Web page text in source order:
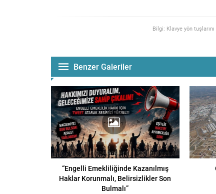
Bilgi: Klavye yön
Benzer Galeriler
“Engelli Emekliliğinde Kazanılmış
Haklar Korunmalı, Belirsizlikler Son
Bulmalı”